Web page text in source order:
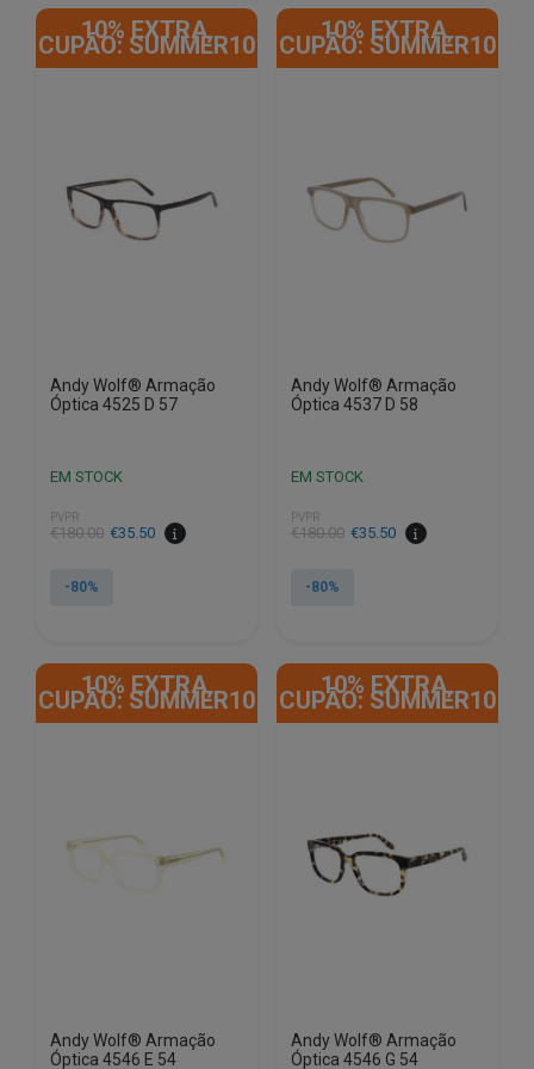
10% EXTRA,
CUPÃO: SUMMER10
Andy Wolf® Armação
Óptica 4525 D 57
EM STOCK
PVPR
€180.00
O
original
€35.50
O
atual
-80%
10% EXTRA,
CUPÃO: SUMMER10
Andy Wolf® Armação
Óptica 4537 D 58
EM STOCK
PVPR
€180.00
O
original
€35.50
O
atual
-80%
10% EXTRA,
CUPÃO: SUMMER10
Andy Wolf® Armação
Óptica 4546 E 54
10% EXTRA,
CUPÃO: SUMMER10
Andy Wolf® Armação
Óptica 4546 G 54